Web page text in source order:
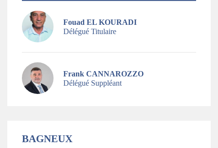
Fouad EL KOURADI
Délégué Titulaire
Frank CANNAROZZO
Délégué Suppléant
BAGNEUX